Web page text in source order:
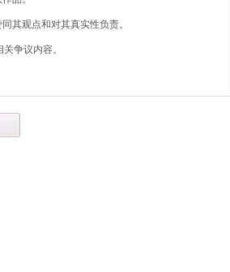
其观点和对其真实性负责。
争议内容。